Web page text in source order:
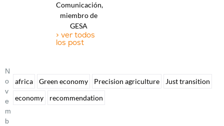
Comunicación,
miembro de
GESA
> ver todos
los post
N
O
V
E
M
B
africa Green economy Precision agriculture
Just transition
economy
recommendation